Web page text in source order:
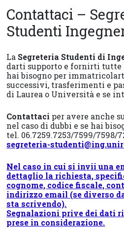
degli
Studi
di
Roma
Tor
Vergata
Contattaci –
Studenti
La Segreteria Studenti di
darti supporto e fornirti
hai bisogno per
successivi, trasferimenti e
di Laurea o Università e se
Contattaci per avere anche
nel caso di dubbi e se hai
tel. 06.7259.7253/7599/7598/
segreteria-
Nel caso in cui si invii una
dettaglio la richiesta,
cognome, codice fiscale,
indirizzo email (se diverso
sta scrivendo).
Segnalazioni prive dei dati
prese in considerazione.